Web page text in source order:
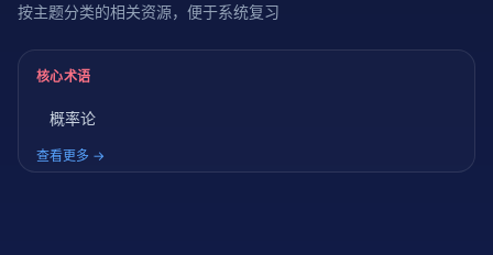
按主题分类的相关资源，便于系统复习
核心术语
概率论
查看更多 →